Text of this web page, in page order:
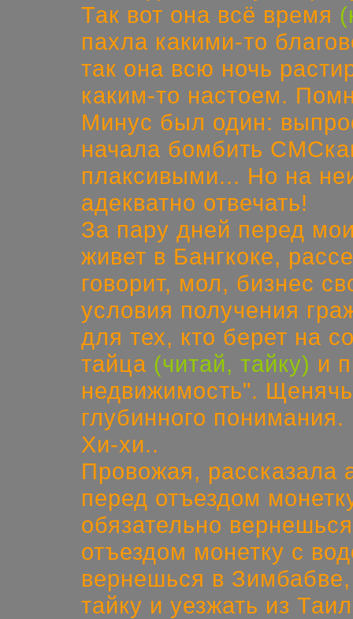
Так вот она всё время
пахла какими-то
так она всю ночь
каким-то настоем.
Минус был один:
начала бомбить
плаксивыми... Но на
адекватно отвечать!
За пару дней перед
живет в Бангкоке,
говорит, мол, бизнес
условия получения
для тех, кто берет на
тайца (читай, тайку) и
недвижимость".
глубинного
Хи-хи..
Провожая, рассказала
перед отъездом
обязательно
отъездом монетку с
вернешься в
тайку и уезжать из